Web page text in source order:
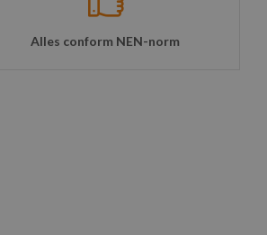
Alles conform NEN-norm